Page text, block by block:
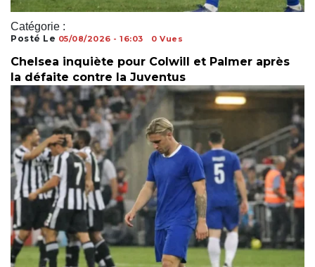
Catégorie :
Posté Le 05/08/2026 - 16:03 0 Vues
Chelsea inquiète pour Colwill et Palmer après
la défaite contre la Juventus